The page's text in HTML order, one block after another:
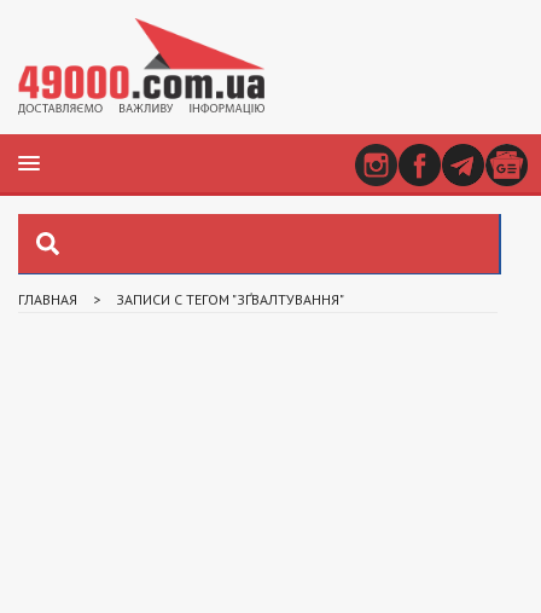
ГЛАВНАЯ > ЗАПИСИ С ТЕГОМ "ЗҐВАЛТУВАННЯ"